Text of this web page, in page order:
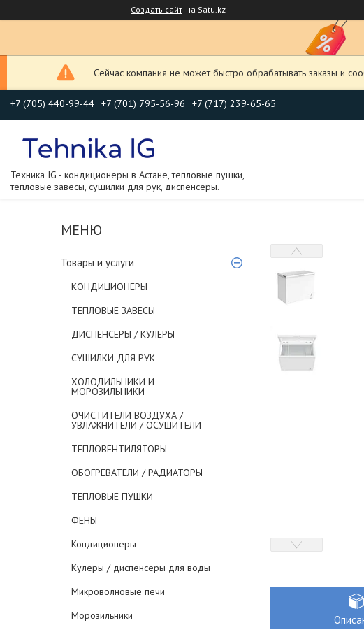
Создать сайт на Satu.kz
Сейчас компания не может быстро обрабатывать заказы и
+7 (705) 440-99-44 +7 (701) 795-56-96 +7 (717) 239-65-65
Техника IG - кондиционеры в Астане, тепловые пушки,
тепловые завесы, сушилки для рук, диспенсеры.
Товары и услуги
КОНДИЦИОНЕРЫ
ТЕПЛОВЫЕ ЗАВЕСЫ
ДИСПЕНСЕРЫ / КУЛЕРЫ
СУШИЛКИ ДЛЯ РУК
ХОЛОДИЛЬНИКИ И
МОРОЗИЛЬНИКИ
ОЧИСТИТЕЛИ ВОЗДУХА /
УВЛАЖНИТЕЛИ / ОСУШИТЕЛИ
ТЕПЛОВЕНТИЛЯТОРЫ
ОБОГРЕВАТЕЛИ / РАДИАТОРЫ
ТЕПЛОВЫЕ ПУШКИ
ФЕНЫ
Кондиционеры
Кулеры / диспенсеры для воды
Микроволновые печи
Морозильники